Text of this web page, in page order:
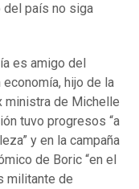
del país no siga
es amigo del
hijo de la
ministra de Michelle
tuvo progresos “a
y en la campaña
de Boric “en el
militante de